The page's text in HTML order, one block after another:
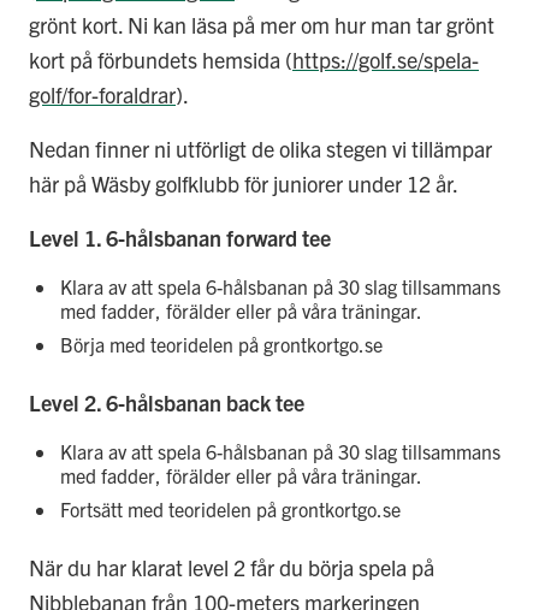
grönt kort. Ni kan läsa på mer om hur man tar grönt
kort på förbundets hemsida (https://golf.se/spela-
golf/for-foraldrar).
Nedan finner ni utförligt de olika stegen vi tillämpar
här på Wäsby golfklubb för juniorer under 12 år.
Level 1. 6-hålsbanan forward tee
Klara av att spela 6-hålsbanan på 30 slag tillsammans
med fadder, förälder eller på våra träningar.
Börja med teoridelen på grontkortgo.se
Level 2. 6-hålsbanan back tee
Klara av att spela 6-hålsbanan på 30 slag tillsammans
med fadder, förälder eller på våra träningar.
Fortsätt med teoridelen på grontkortgo.se
När du har klarat level 2 får du börja spela på
Nibblebanan från 100-meters markeringen